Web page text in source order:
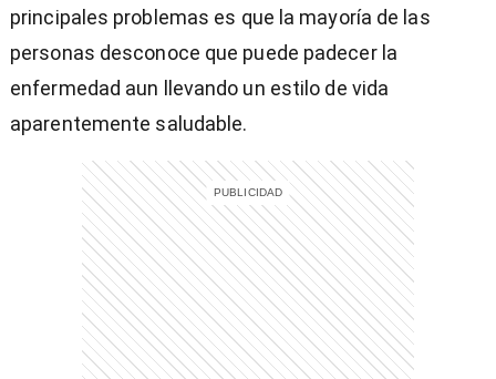
principales problemas es que la mayoría de las
personas desconoce que puede padecer la
enfermedad aun llevando un estilo de vida
aparentemente saludable.